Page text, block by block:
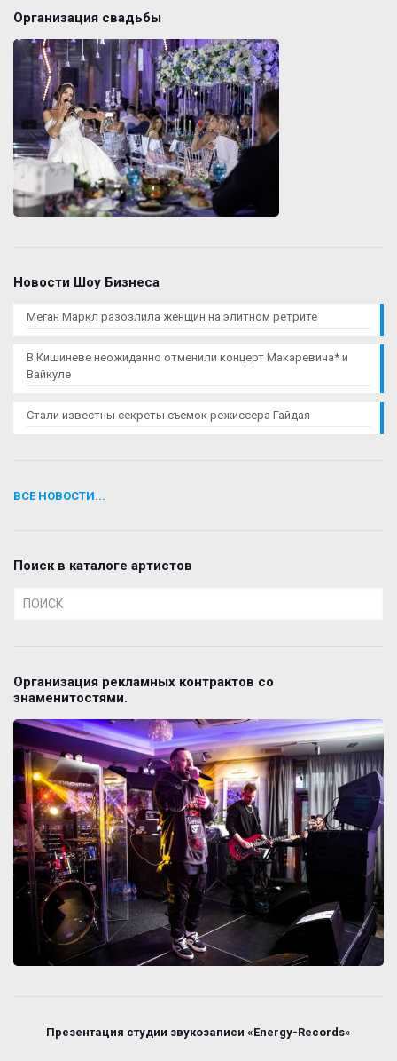
Организация свадьбы
Новости Шоу Бизнеса
Меган Маркл разозлила женщин на элитном ретрите
В Кишиневе неожиданно отменили концерт Макаревича* и
Вайкуле
Стали известны секреты съемок режиссера Гайдая
ВСЕ НОВОСТИ...
Поиск в каталоге артистов
Организация рекламных контрактов со
знаменитостями.
Презентация студии звукозаписи «Energy-Records»